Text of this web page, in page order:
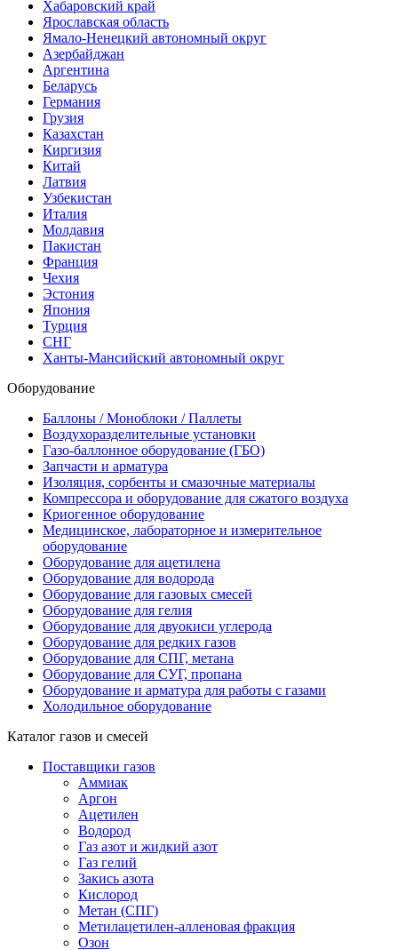
Хабаровский край
Ярославская область
Ямало-Ненецкий автономный округ
Азербайджан
Аргентина
Беларусь
Германия
Грузия
Казахстан
Киргизия
Китай
Латвия
Узбекистан
Италия
Молдавия
Пакистан
Франция
Чехия
Эстония
Япония
Турция
СНГ
Ханты-Мансийский автономный округ
Оборудование
Баллоны / Моноблоки / Паллеты
Воздухоразделительные установки
Газо-баллонное оборудование (ГБО)
Запчасти и арматура
Изоляция, сорбенты и смазочные материалы
Компрессора и оборудование для сжатого воздуха
Криогенное оборудование
Медицинское, лабораторное и измерительное
оборудование
Оборудование для ацетилена
Оборудование для водорода
Оборудование для газовых смесей
Оборудование для гелия
Оборудование для двуокиси углерода
Оборудование для редких газов
Оборудование для СПГ, метана
Оборудование для СУГ, пропана
Оборудование и арматура для работы с газами
Холодильное оборудование
Каталог газов и смесей
Поставщики газов
Аммиак
Аргон
Ацетилен
Водород
Газ азот и жидкий азот
Газ гелий
Закись азота
Кислород
Метан (СПГ)
Метилацетилен-алленовая фракция
Озон